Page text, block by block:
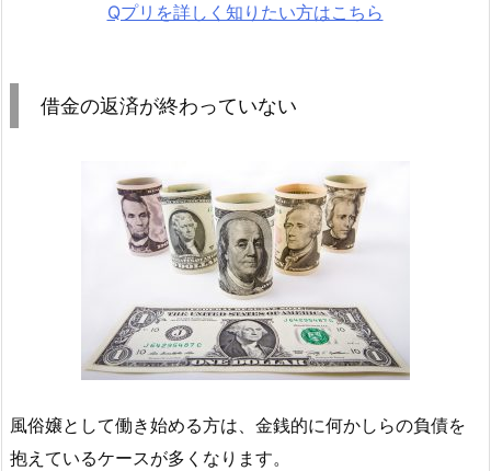
Qプリを詳しく知りたい方はこちら
借金の返済が終わっていない
風俗嬢として働き始める方は、金銭的に何かしらの負債を
抱えているケースが多くなります。